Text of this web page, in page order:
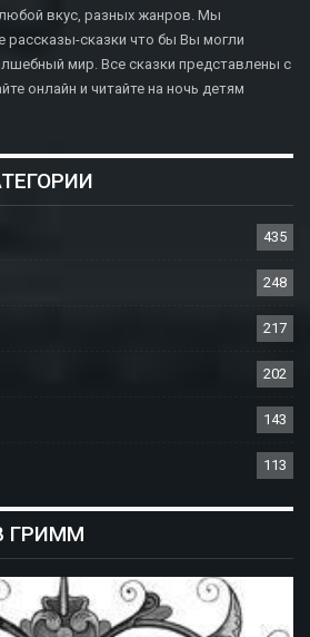
вкус, разных жанров. Мы
рассказы-сказки что бы Вы могли
мир. Все сказки представлены с
онлайн и читайте на ночь детям
435
248
217
202
143
113
ГРИММ